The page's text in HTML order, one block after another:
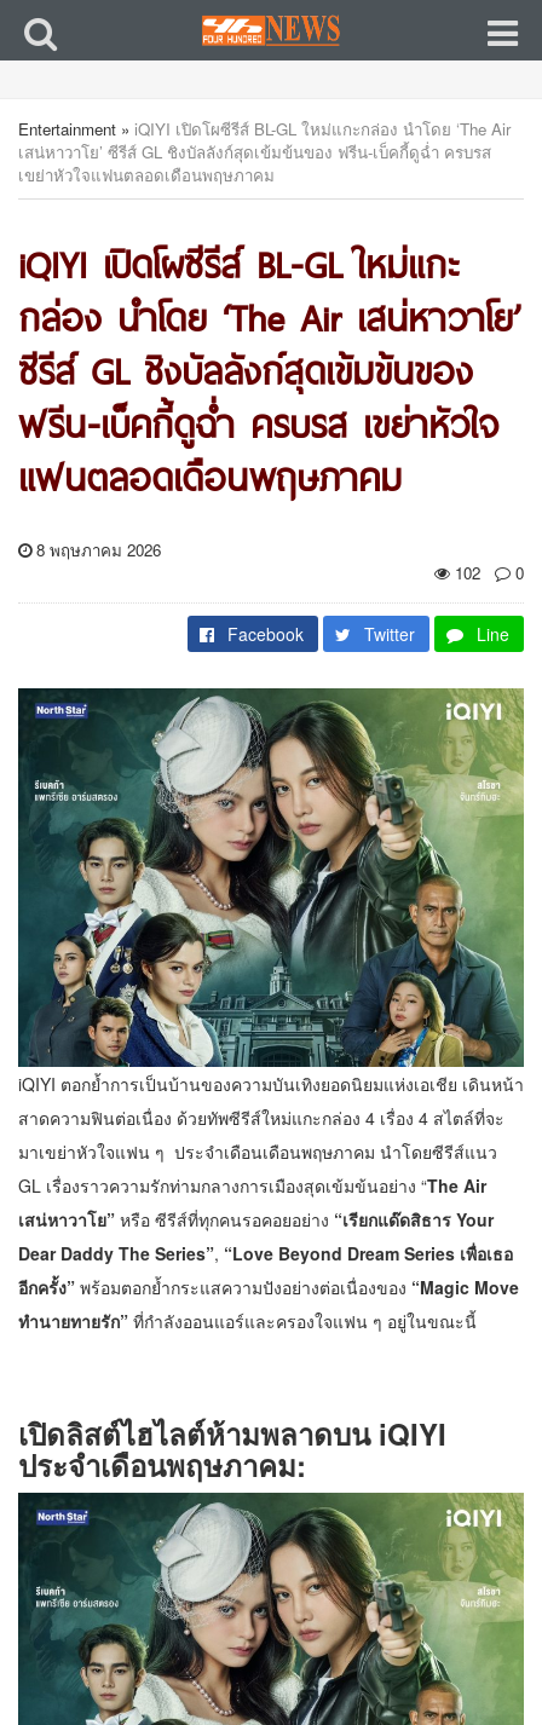
Entertainment » iQIYI เปิดโผซีรีส์ BL-GL ใหม่แกะกล่อง นำโดย ‘The Air
เสน่หาวาโย’ ซีรีส์ GL ชิงบัลลังก์สุดเข้มข้นของ ฟรีน-เบ็คกี้ดูฉ่ำ ครบรส
เขย่าหัวใจแฟนตลอดเดือนพฤษภาคม
iQIYI เปิดโผซีรีส์ BL-GL ใหม่แกะ
กล่อง นำโดย ‘The Air เสน่หาวาโย’
ซีรีส์ GL ชิงบัลลังก์สุดเข้มข้นของ
ฟรีน-เบ็คกี้ดูฉ่ำ ครบรส เขย่าหัวใจ
แฟนตลอดเดือนพฤษภาคม
8 พฤษภาคม 2026
102
0
Facebook Twitter Line
iQIYI ตอกย้ำการเป็นบ้านของความบันเทิงยอดนิยมแห่งเอเชีย เดินหน้า
สาดความฟินต่อเนื่อง ด้วยทัพซีรีส์ใหม่แกะกล่อง 4 เรื่อง 4 สไตล์ที่จะ
มาเขย่าหัวใจแฟน ๆ ประจำเดือนเดือนพฤษภาคม นำโดยซีรีส์แนว
GL เรื่องราวความรักท่ามกลางการเมืองสุดเข้มข้นอย่าง “The Air
เสน่หาวาโย” หรือ ซีรีส์ที่ทุกคนรอคอยอย่าง “เรียกแด๊ดสิธาร Your
Dear Daddy The Series”, “Love Beyond Dream Series เพื่อเธอ
อีกครั้ง” พร้อมตอกย้ำกระแสความปังอย่างต่อเนื่องของ “Magic Move
ทำนายทายรัก” ที่กำลังออนแอร์และครองใจแฟน ๆ อยู่ในขณะนี้
เปิดลิสต์ไฮไลต์ห้ามพลาดบน iQIYI
ประจำเดือนพฤษภาคม: